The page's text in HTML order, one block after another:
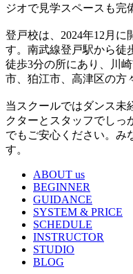
ジオで見学スペースも完
登戸校は、2024年12月
す。南武線登戸駅から徒
徒歩3分の所にあり、川
市、狛江市、高津区の方
当スクールではダンス未
クターとスタッフでしっ
でもご安心ください。み
す。
ABOUT us
BEGINNER
GUIDANCE
SYSTEM & PRICE
SCHEDULE
INSTRUCTOR
STUDIO
BLOG